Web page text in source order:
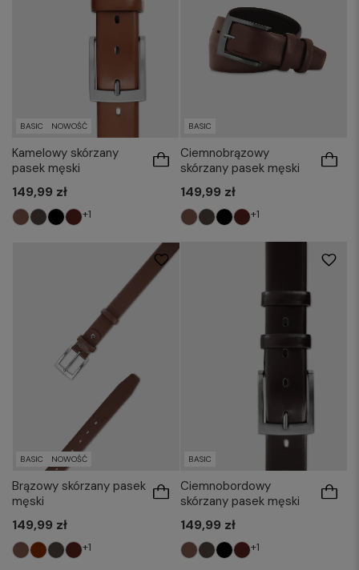
BASIC NOWOŚĆ
Kamelowy skórzany
pasek męski
149,99 zł
+1
BASIC
Ciemnobrązowy
skórzany pasek męski
149,99 zł
+1
BASIC NOWOŚĆ
85 90
Brązowy skórzany pasek
męski
149,99 zł
+1
BASIC
85 90
Ciemnobordowy
skórzany pasek męski
149,99 zł
+1
85 90